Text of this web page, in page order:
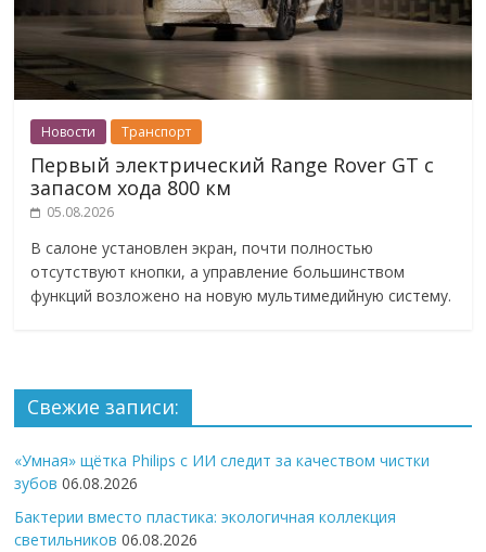
Новости Транспорт
Первый электрический Range Rover GT с
запасом хода 800 км
05.08.2026
В салоне установлен экран, почти полностью
отсутствуют кнопки, а управление большинством
функций возложено на новую мультимедийную систему.
Свежие записи:
«Умная» щётка Philips с ИИ следит за качеством чистки
зубов 06.08.2026
Бактерии вместо пластика: экологичная коллекция
светильников 06.08.2026